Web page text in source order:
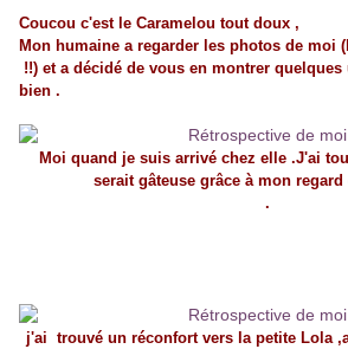
Coucou c'est le Caramelou tout doux ,
Mon humaine a regarder les photos de moi
!!) et a décidé de vous en montrer
bien .
Moi quand je suis arrivé chez elle .J'ai
serait gâteuse grâce à mon
.
j'ai trouvé un réconfort vers la petite Lola